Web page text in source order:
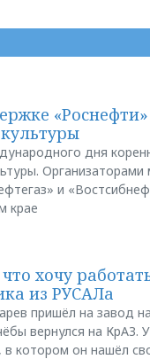
дня
и
крае
хочу
из РУСАЛа
пришёл на завод
вернулся на КрАЗ.
котором он нашёл